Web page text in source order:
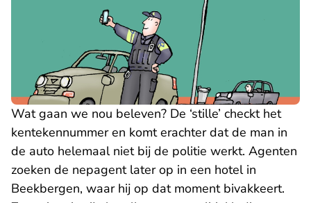
Wat gaan we nou beleven? De ‘stille’ checkt het
kentekennummer en komt erachter dat de man in
de auto helemaal niet bij de politie werkt. Agenten
zoeken de nepagent later op in een hotel in
Beekbergen, waar hij op dat moment bivakkeert.